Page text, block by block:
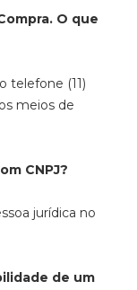
O que
telefone (11)
meios de
CNPJ?
jurídica no
de um